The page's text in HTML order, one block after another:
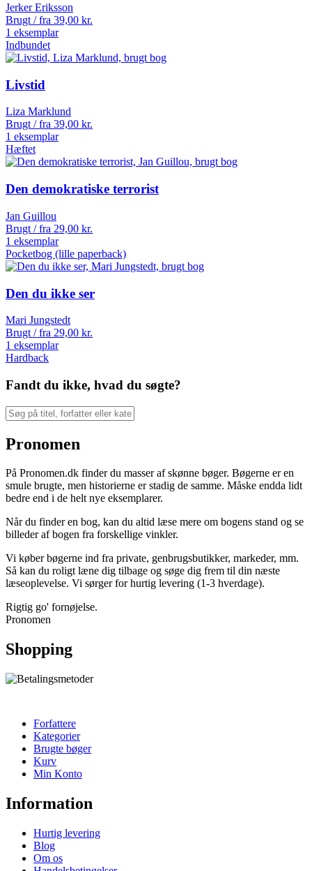
Jerker Eriksson
Brugt / fra 39,00 kr.
1 eksemplar
Indbundet
Livstid
Liza Marklund
Brugt / fra 39,00 kr.
1 eksemplar
Hæftet
Den demokratiske terrorist
Jan Guillou
Brugt / fra 29,00 kr.
1 eksemplar
Pocketbog (lille paperback)
Den du ikke ser
Mari Jungstedt
Brugt / fra 29,00 kr.
1 eksemplar
Hardback
Fandt du ikke, hvad du søgte?
Pronomen
På Pronomen.dk finder du masser af skønne bøger. Bøgerne er en
smule brugte, men historierne er stadig de samme. Måske endda lidt
bedre end i de helt nye eksemplarer.
Når du finder en bog, kan du altid læse mere om bogens stand og se
billeder af bogen fra forskellige vinkler.
Vi køber bøgerne ind fra private, genbrugsbutikker, markeder, mm.
Så kan du roligt læne dig tilbage og søge dig frem til din næste
læseoplevelse. Vi sørger for hurtig levering (1-3 hverdage).
Rigtig go' fornøjelse.
Pronomen
Shopping
Forfattere
Kategorier
Brugte bøger
Kurv
Min Konto
Information
Hurtig levering
Blog
Om os